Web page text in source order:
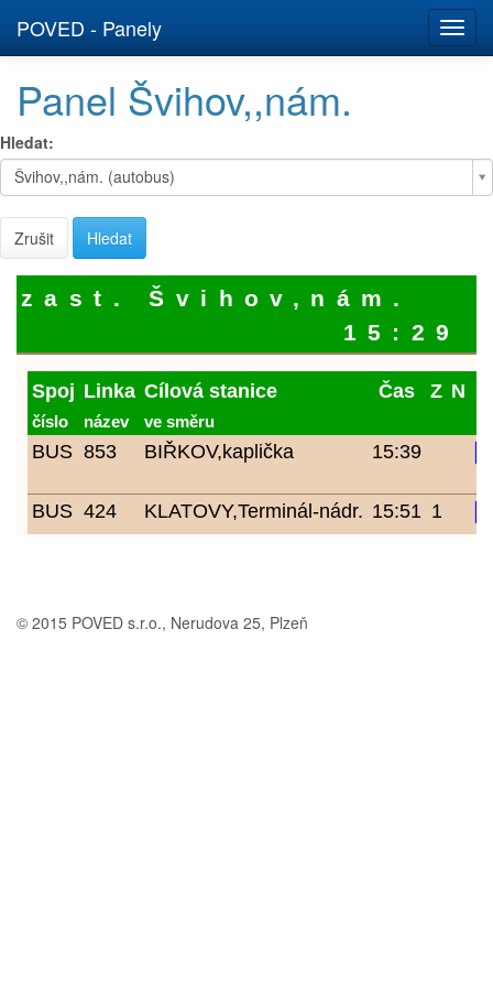
POVED - Panely
Panel Švihov,,nám.
Hledat:
Švihov,,nám. (autobus)
Hledat:
Zrušit
© 2015 POVED s.r.o., Nerudova 25, Plzeň